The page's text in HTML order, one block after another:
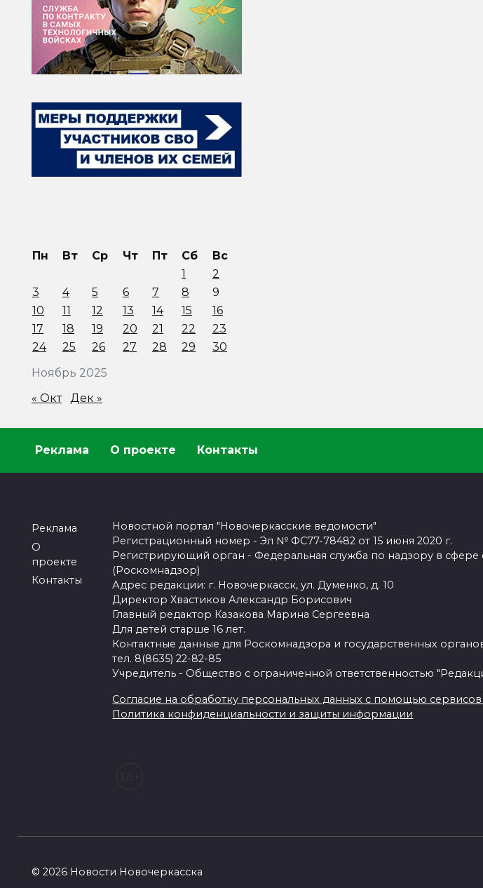
Ноябрь 2025
Пн Вт Ср Чт Пт Сб
Вс
1
2
3
4 5 6 7 8
9
10
11 12 13 14 15
16
17
18 19 20 21 22
23
24
25 26 27 28 29 30
« Окт Дек »
Реклама О проекте Контакты
Реклама
О
проекте
Контакты
Новостной портал "Новочеркасские ведомости"
Регистрационный номер - Эл № ФС77-78482 от 15 июня 2020 г.
Регистрирующий орган - Федеральная служба по надзору в
(Роскомнадзор)
Адрес редакции: г. Новочеркасск, ул. Думенко, д. 10
Директор Хвастиков Александр Борисович
Главный редактор Казакова Марина Сергеевна
Для детей старше 16 лет.
Контактные данные для Роскомнадзора и государственных
тел. 8(8635) 22-82-85
Учредитель - Общество с ограниченной ответственностью
Согласие на обработку персональных данных с помощью
Политика конфиденциальности и защиты информации
© 2026 Новости Новочеркасска